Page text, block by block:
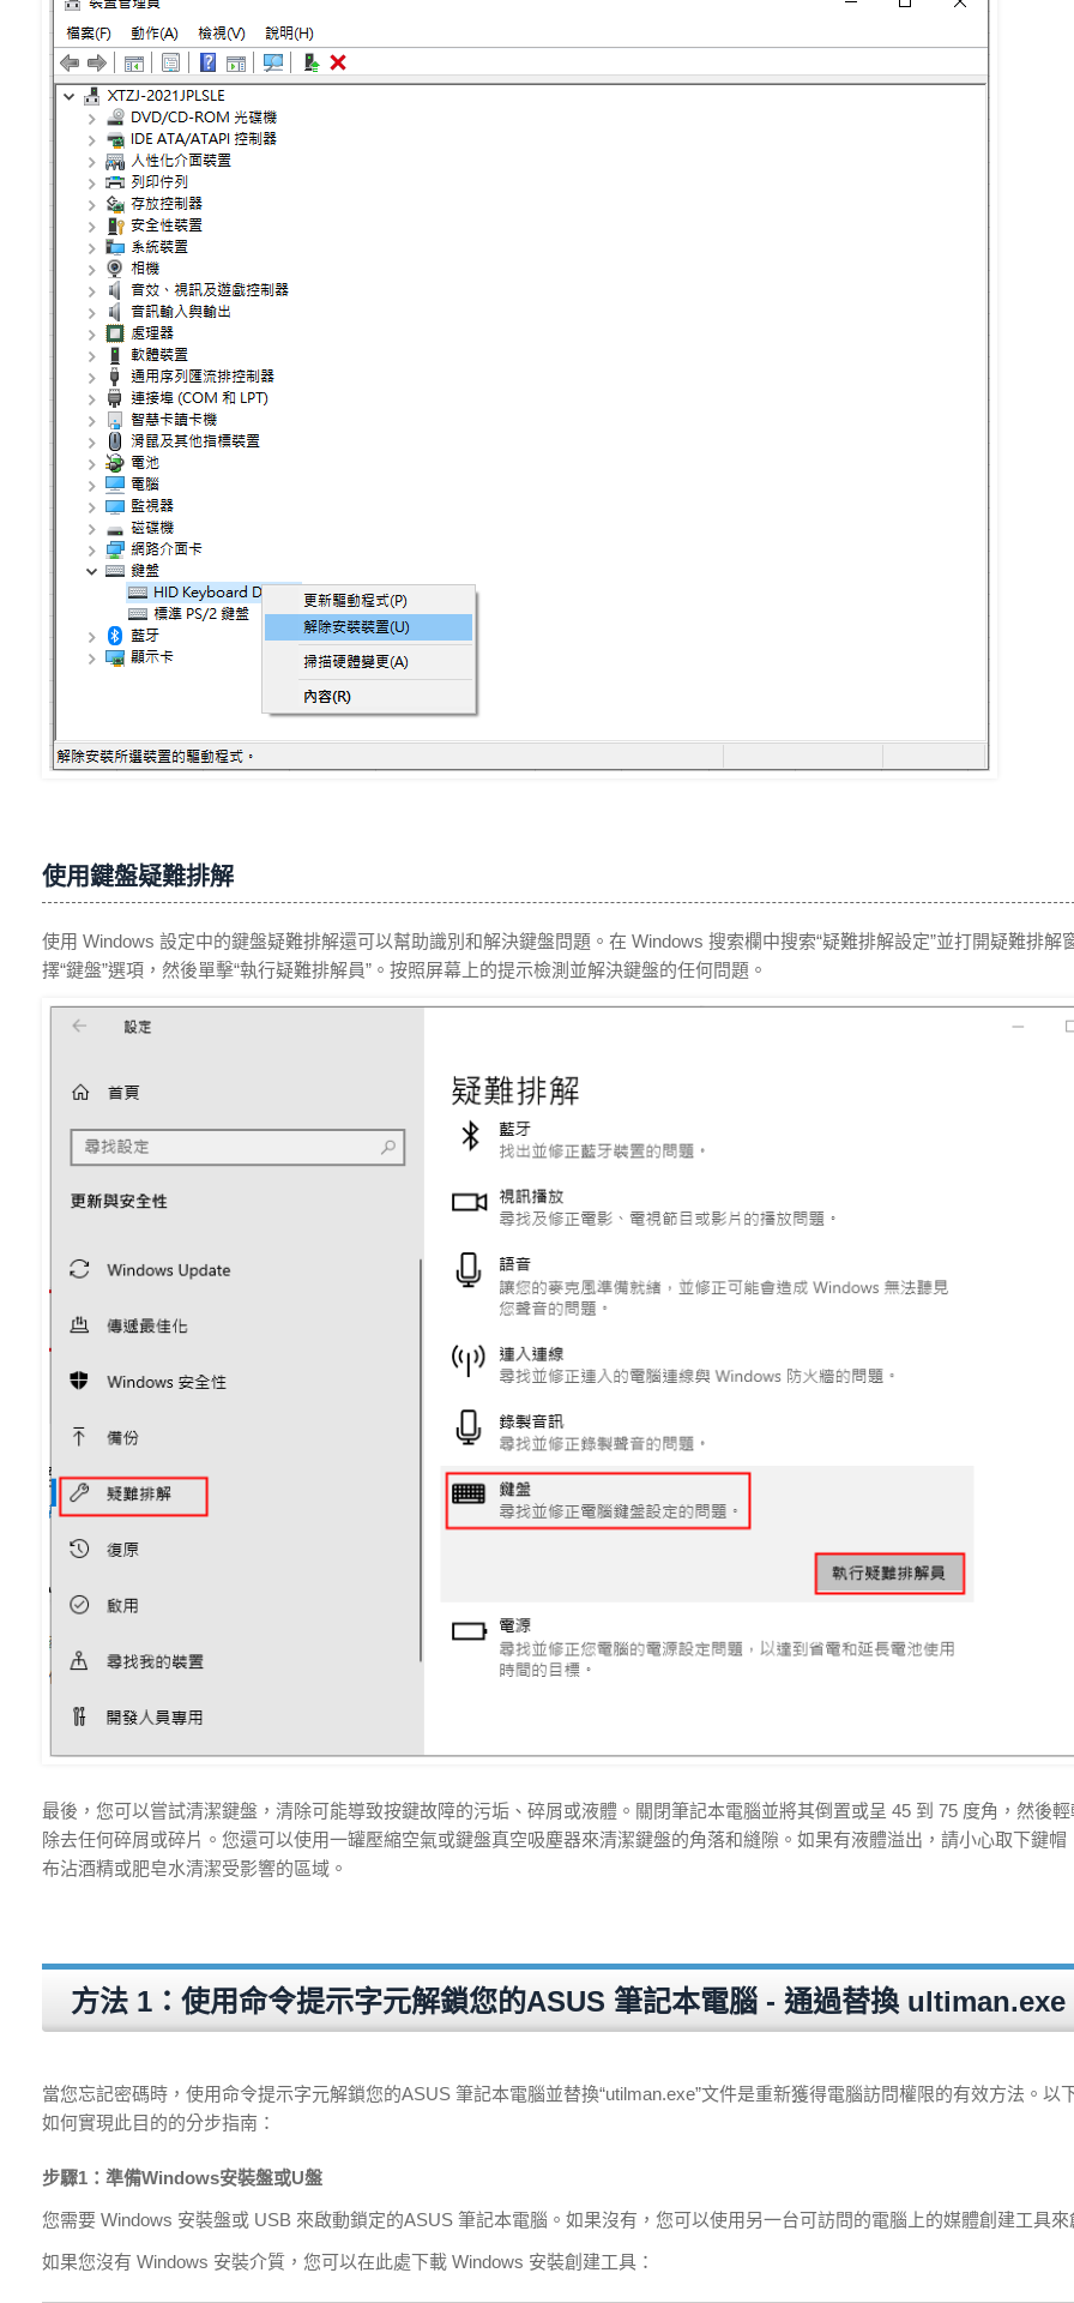
使用鍵盤疑難排解
使用 Windows 設定中的鍵盤疑難排解還可以幫助識別和解決鍵盤問題。在 Windows 搜索欄中搜索“疑難排解設定”並打開疑難排解
擇“鍵盤”選項，然後單擊“執行疑難排解員”。按照屏幕上的提示檢測並解決鍵盤的任何問題。
最後，您可以嘗試清潔鍵盤，清除可能導致按鍵故障的污垢、碎屑或液體。關閉筆記本電腦並將其倒置或呈 45 到 75 度角，然後
除去任何碎屑或碎片。您還可以使用一罐壓縮空氣或鍵盤真空吸塵器來清潔鍵盤的角落和縫隙。如果有液體溢出，請小心取下鍵帽
布沾酒精或肥皂水清潔受影響的區域。
方法 1：使用命令提示字元解鎖您的ASUS 筆記本電腦 - 通過替換 ultiman.exe
當您忘記密碼時，使用命令提示字元解鎖您的ASUS 筆記本電腦並替換“utilman.exe”文件是重新獲得電腦訪問權限的有效方法。以
如何實現此目的的分步指南：
步驟1：準備Windows安裝盤或U盤
您需要 Windows 安裝盤或 USB 來啟動鎖定的ASUS 筆記本電腦。如果沒有，您可以使用另一台可訪問的電腦上的媒體創建工具來
如果您沒有 Windows 安裝介質，您可以在此處下載 Windows 安裝創建工具：